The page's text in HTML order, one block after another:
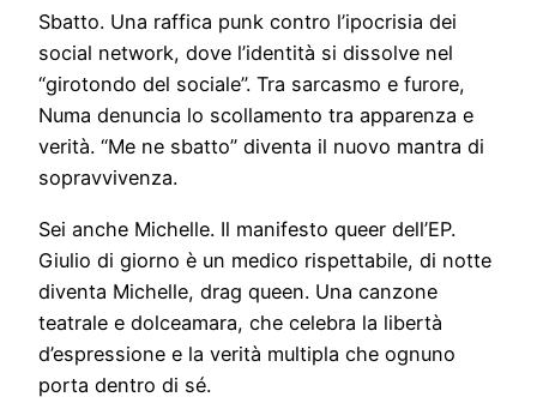
Sbatto. Una raffica punk contro l’ipocrisia dei
social network, dove l’identità si dissolve nel
“girotondo del sociale”. Tra sarcasmo e furore,
Numa denuncia lo scollamento tra apparenza e
verità. “Me ne sbatto” diventa il nuovo mantra di
sopravvivenza.
Sei anche Michelle. Il manifesto queer dell’EP.
Giulio di giorno è un medico rispettabile, di notte
diventa Michelle, drag queen. Una canzone
teatrale e dolceamara, che celebra la libertà
d’espressione e la verità multipla che ognuno
porta dentro di sé.